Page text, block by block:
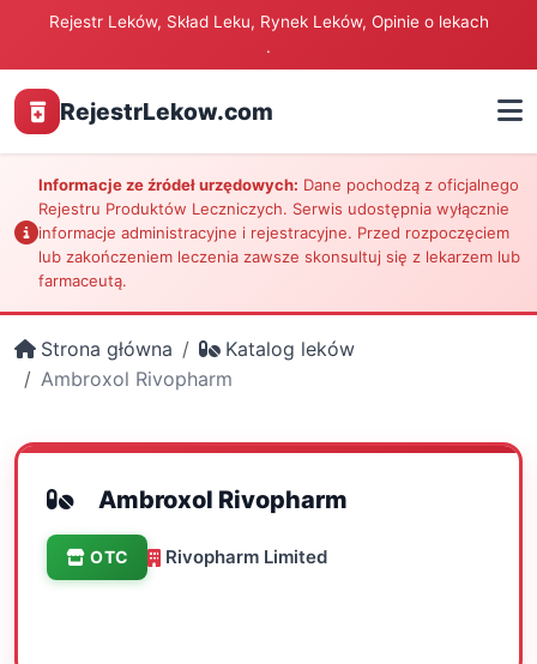
Rejestr Leków, Skład Leku, Rynek Leków, Opinie o lekach
.
RejestrLekow.com
Informacje ze źródeł urzędowych: Dane pochodzą z oficjalnego
Rejestru Produktów Leczniczych. Serwis udostępnia wyłącznie
informacje administracyjne i rejestracyjne. Przed rozpoczęciem
lub zakończeniem leczenia zawsze skonsultuj się z lekarzem lub
farmaceutą.
Strona główna
Katalog leków
Ambroxol Rivopharm
Ambroxol Rivopharm
OTC Rivopharm Limited